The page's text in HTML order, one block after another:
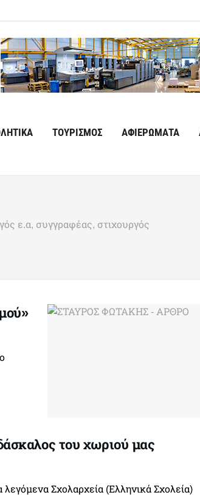
ΤΟΥΡΙΣΜΟΣ ΑΦΙΕΡΩΜΑΤΑ
ε.α, συγγραφέας, στιχουργός
του χωριού μας
Σχολαρχεία (Ελληνικά Σχολεία)